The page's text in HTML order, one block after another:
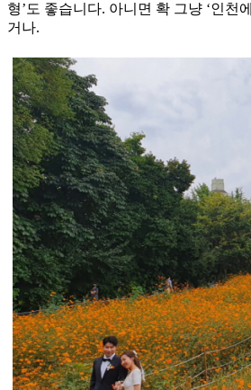
형’도 좋습니다. 아니면 확 그냥 ‘인천
거나.